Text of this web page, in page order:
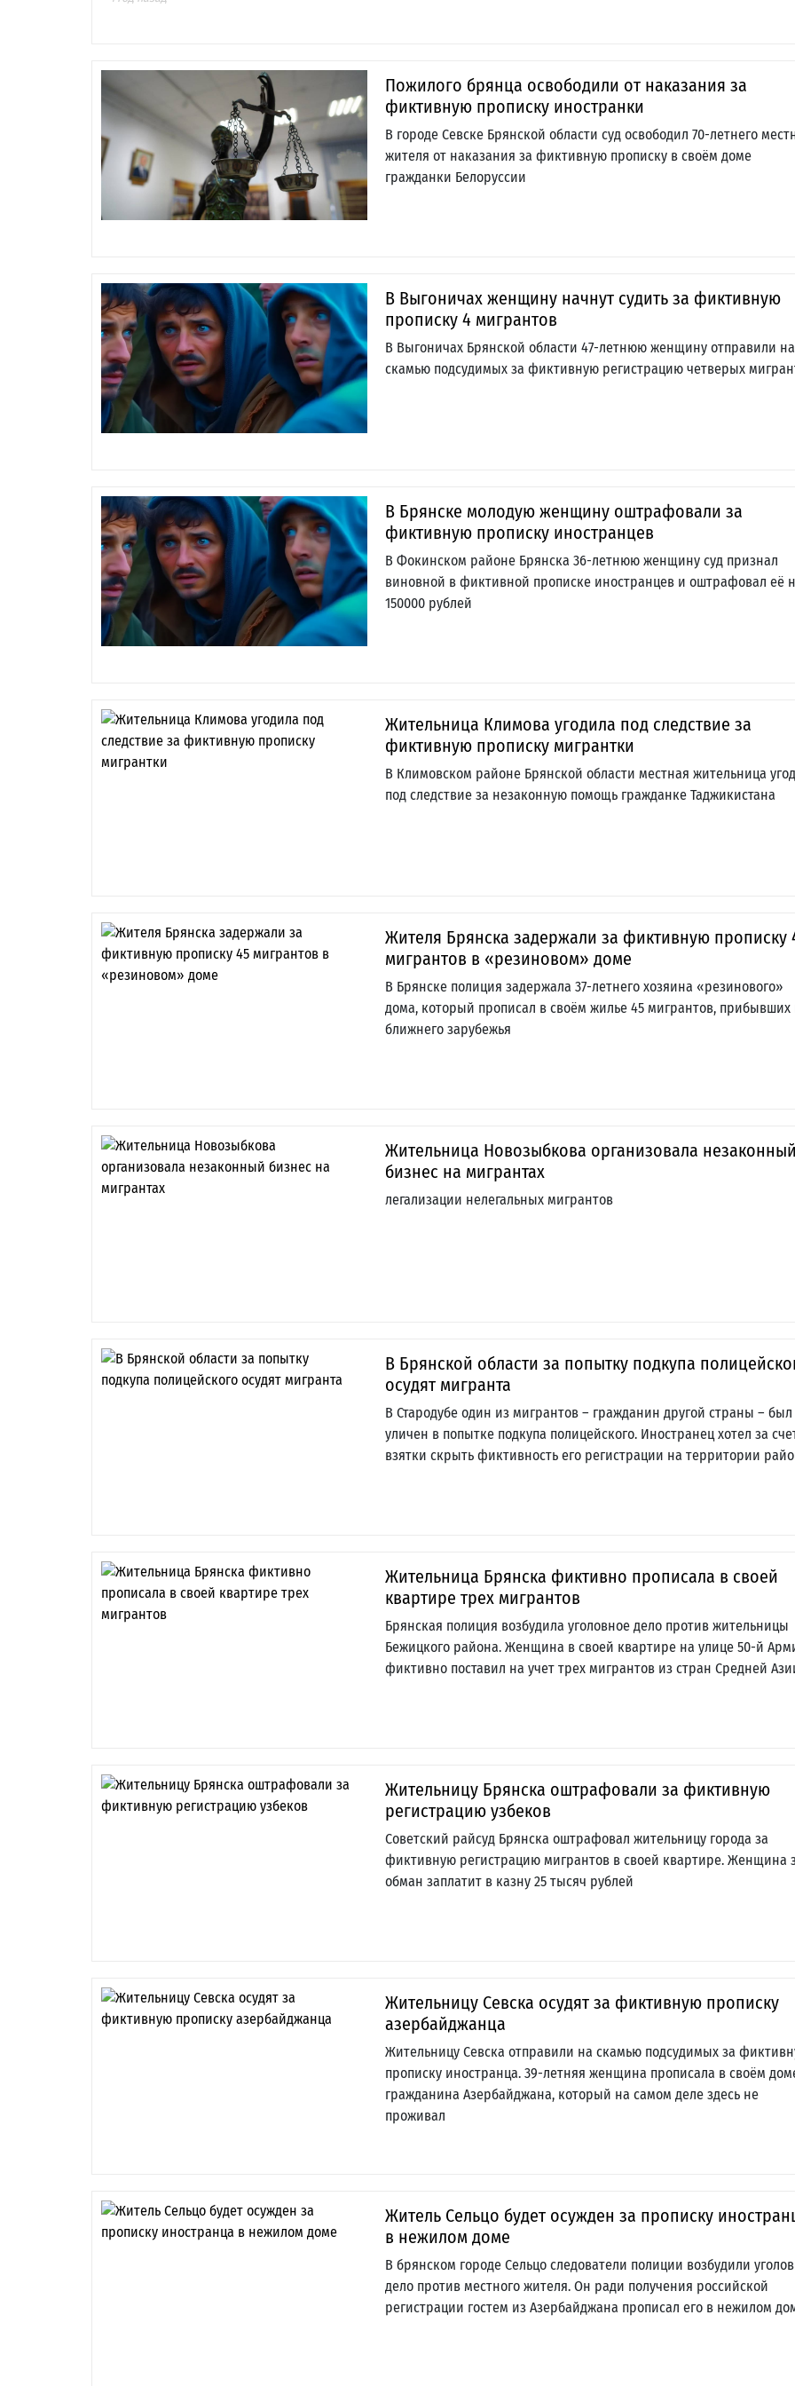
Пожилого брянца освободили от наказания за
фиктивную прописку иностранки
В городе Севске Брянской области суд освободил 70-летнего
жителя от наказания за фиктивную прописку в своём доме
гражданки Белоруссии
В Выгоничах женщину начнут судить за фиктивную
прописку 4 мигрантов
В Выгоничах Брянской области 47-летнюю женщину отправили на
скамью подсудимых за фиктивную регистрацию четверых
В Брянске молодую женщину оштрафовали за
фиктивную прописку иностранцев
В Фокинском районе Брянска 36-летнюю женщину суд признал
виновной в фиктивной прописке иностранцев и оштрафовал её
150000 рублей
Жительница Климова угодила под следствие за
фиктивную прописку мигрантки
В Климовском районе Брянской области местная жительница
под следствие за незаконную помощь гражданке Таджикистана
Жителя Брянска задержали за фиктивную прописку
мигрантов в «резиновом» доме
В Брянске полиция задержала 37-летнего хозяина «резинового»
дома, который прописал в своём жилье 45 мигрантов, прибывших
ближнего зарубежья
Жительница Новозыбкова организовала незаконный
бизнес на мигрантах
легализации нелегальных мигрантов
В Брянской области за попытку подкупа
осудят мигранта
В Стародубе один из мигрантов – гражданин другой страны – был
уличен в попытке подкупа полицейского. Иностранец хотел за
взятки скрыть фиктивность его регистрации на территории
Жительница Брянска фиктивно прописала в своей
квартире трех мигрантов
Брянская полиция возбудила уголовное дело против жительницы
Бежицкого района. Женщина в своей квартире на улице 50-й
фиктивно поставил на учет трех мигрантов из стран Средней
Жительницу Брянска оштрафовали за фиктивную
регистрацию узбеков
Советский райсуд Брянска оштрафовал жительницу города за
фиктивную регистрацию мигрантов в своей квартире. Женщина
обман заплатит в казну 25 тысяч рублей
Жительницу Севска осудят за фиктивную прописку
азербайджанца
Жительницу Севска отправили на скамью подсудимых за
прописку иностранца. 39-летняя женщина прописала в своём
гражданина Азербайджана, который на самом деле здесь не
проживал
Житель Сельцо будет осужден за прописку
в нежилом доме
В брянском городе Сельцо следователи полиции возбудили
дело против местного жителя. Он ради получения российской
регистрации гостем из Азербайджана прописал его в нежилом